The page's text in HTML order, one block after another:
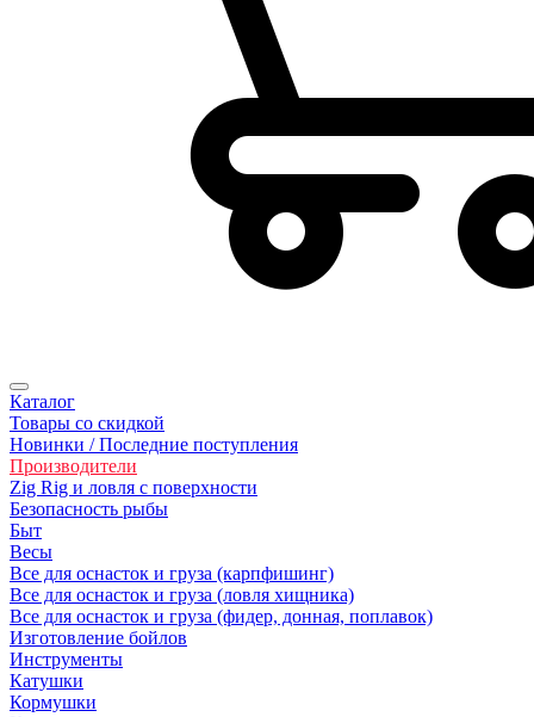
Каталог
Товары со скидкой
Новинки / Последние поступления
Производители
Zig Rig и ловля с поверхности
Безoпасность рыбы
Быт
Весы
Все для оснасток и груза (карпфишинг)
Все для оснасток и груза (ловля хищника)
Все для оснасток и груза (фидер, донная, поплавок)
Изготовление бойлов
Инструменты
Катушки
Кормушки